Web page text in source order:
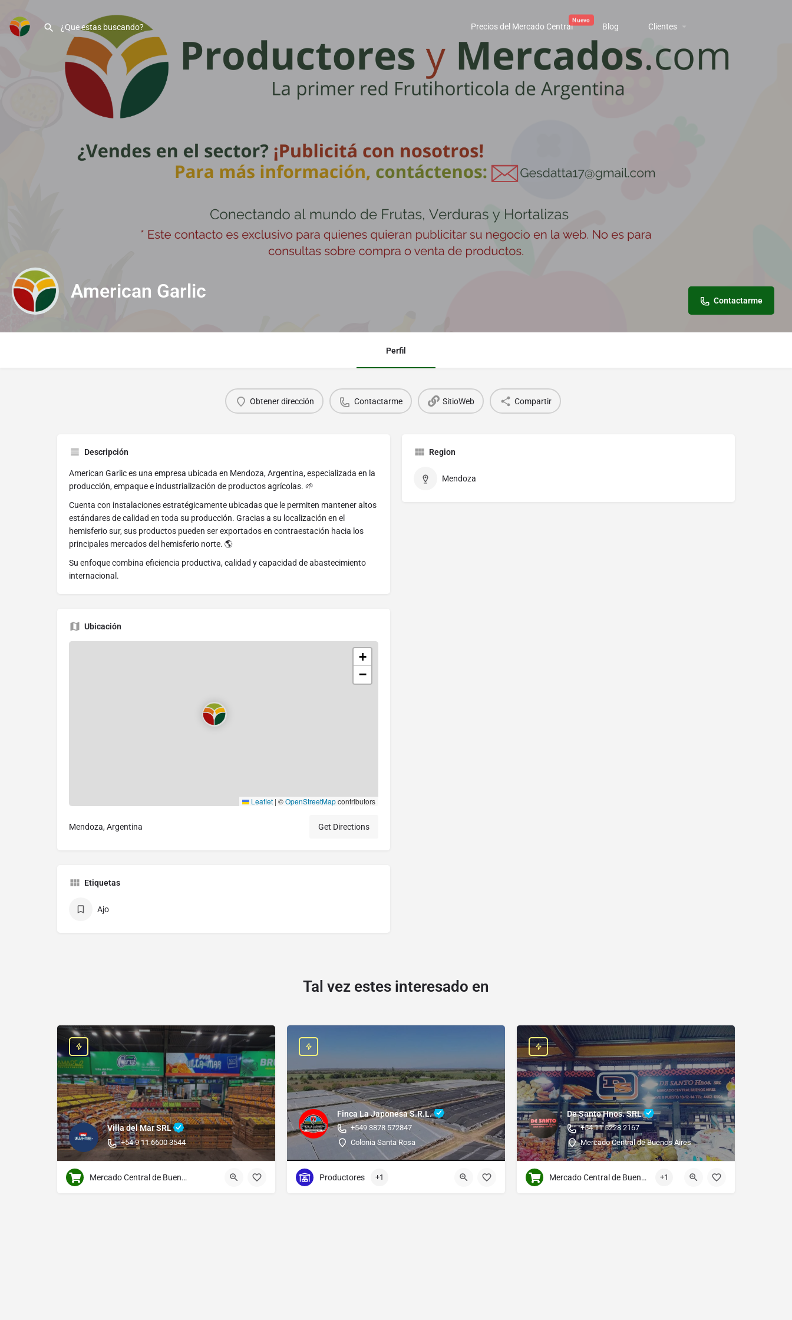
Precios del Mercado Central Blog Clientes
American Garlic Contactarme
Perfil
Obtener dirección Contactarme SitioWeb Compartir
Descripción
American Garlic es una empresa ubicada en Mendoza, Argentina, especializada en la
producción, empaque e industrialización de productos agrícolas. 🌱
Cuenta con instalaciones estratégicamente ubicadas que le permiten mantener altos
estándares de calidad en toda su producción. Gracias a su localización en el
hemisferio sur, sus productos pueden ser exportados en contraestación hacia los
principales mercados del hemisferio norte. 🌎
Su enfoque combina eficiencia productiva, calidad y capacidad de abastecimiento
internacional.
Ubicación
+
−
Leaflet | ©OpenStreetMapcontributors
Mendoza, Argentina Get Directions
Etiquetas
Ajo
Region
Mendoza
Tal vez estes interesado en
Villa del Mar SRL
+54 9 11 6600 3544
Mercado Central de Buenos Aires
Finca La Japonesa S.R.L.
+549 3878 572847
Colonia Santa Rosa
Productores +1
De Santo Hnos. SRL
+54 11 5228 2167
Mercado Central de Buenos Aires
Mercado Central de Buenos Aires +1